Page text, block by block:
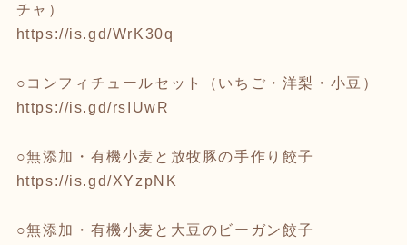
チャ）
https://is.gd/WrK30q
○コンフィチュールセット（いちご・洋梨・小豆）
https://is.gd/rsIUwR
○無添加・有機小麦と放牧豚の手作り餃子
https://is.gd/XYzpNK
○無添加・有機小麦と大豆のビーガン餃子